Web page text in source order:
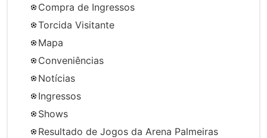
Compra de Ingressos
Torcida Visitante
Mapa
Conveniências
Notícias
Ingressos
Shows
Resultado de Jogos da Arena Palmeiras